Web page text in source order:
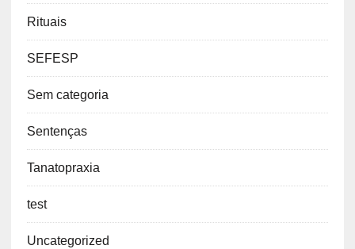
Rituais
SEFESP
Sem categoria
Sentenças
Tanatopraxia
test
Uncategorized